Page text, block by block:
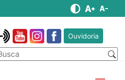
Ouvidoria